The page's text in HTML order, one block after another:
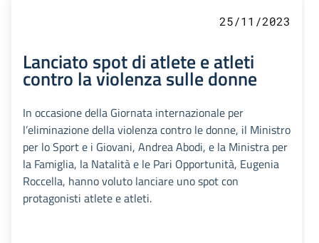
25/11/2023
Lanciato spot di atlete e atleti
contro la violenza sulle donne
In occasione della Giornata internazionale per
l’eliminazione della violenza contro le donne, il Ministro
per lo Sport e i Giovani, Andrea Abodi, e la Ministra per
la Famiglia, la Natalità e le Pari Opportunità, Eugenia
Roccella, hanno voluto lanciare uno spot con
protagonisti atlete e atleti.